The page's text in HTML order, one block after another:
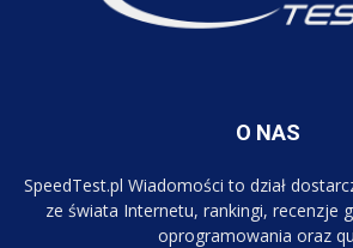
O NAS
SpeedTest.pl Wiadomości to dział
ze świata Internetu, rankingi, recenzje
oprogramowania oraz